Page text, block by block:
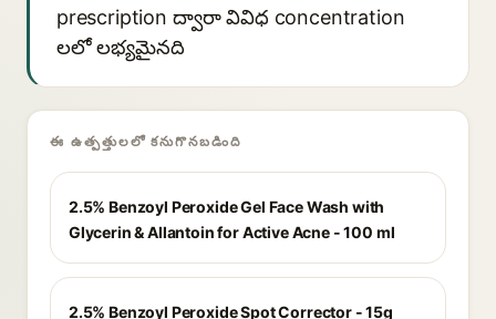
prescription ద్వారా వివిధ concentration
లలో లభ్యమైనది
ఈ ఉత్పత్తులలో కనుగొనబడింది
2.5% Benzoyl Peroxide Gel Face Wash with
Glycerin & Allantoin for Active Acne - 100 ml
2.5% Benzoyl Peroxide Spot Corrector - 15g